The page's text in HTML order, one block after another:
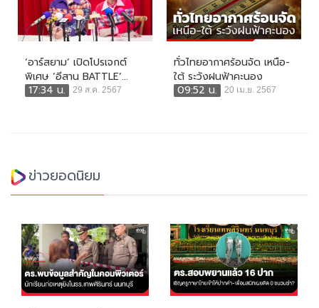
‘อาร์สยาม’ เปิดโปรเจกต์
พิเศษ ‘อีสาน BATTLE’...
17:34 น.
29 ส.ค. 2567
ทั่วไทยอากาศร้อนจัด เหนือ-
ใต้ ระวังฝนฟ้าคะนอง
09:52 น.
20 เม.ย. 2567
ข่าวยอดนิยม